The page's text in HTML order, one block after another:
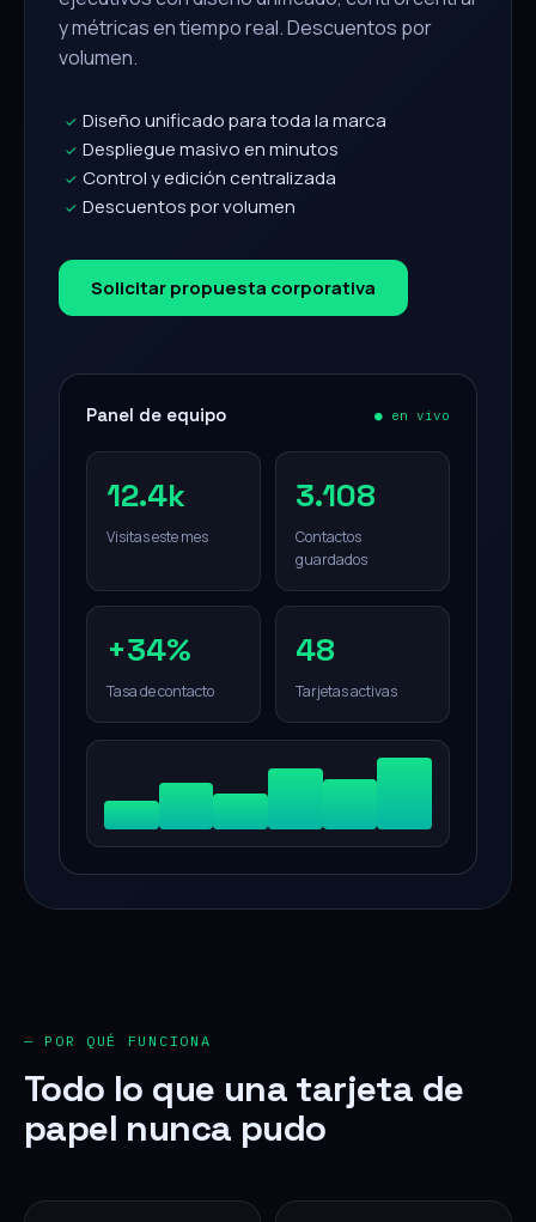
y métricas en tiempo real. Descuentos por
volumen.
✓ Diseño unificado para toda la marca
✓ Despliegue masivo en minutos
✓ Control y edición centralizada
✓ Descuentos por volumen
Solicitar propuesta corporativa
Panel de equipo ● en vivo
12.4k
Visitas este mes
3.108
Contactos
guardados
+34%
Tasa de contacto
48
Tarjetas activas
— POR QUÉ FUNCIONA
Todo lo que una tarjeta de
papel nunca pudo